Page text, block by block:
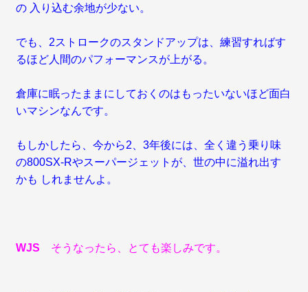
の 入り込む余地が少ない。
でも、2ストロークのスタンドアップは、練習すればす
るほど人間のパフォーマンスが上がる。
倉庫に眠ったままにしておくのはもったいないほど面白
いマシンなんです。
もしかしたら、今から2、3年後には、全く違う乗り味
の800SX-Rやスーパージェットが、世の中に溢れ出す
かも しれませんよ。
WJS そうなったら、とても楽しみです。